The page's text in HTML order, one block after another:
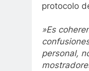
protocolo
»Es
personal,